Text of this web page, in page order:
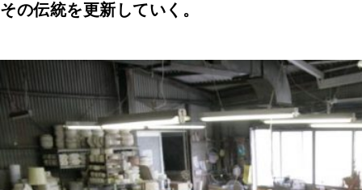
その伝統を更新していく 。